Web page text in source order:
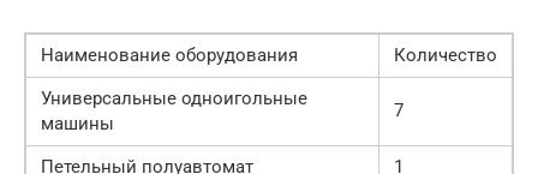
Наименование оборудования
Количество
Универсальные одноигольные
машины
7
Петельный полуавтомат 1